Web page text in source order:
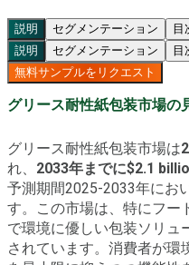
説明 セグメンテーション 目
説明
セグメンテーション 目
無料サンプルをリクエスト
グリース耐性紙包装市場の
グリース耐性紙包装市場は
れ、 2033年までに$2.1
予測期間2025-2033年にお
す。この市場は、特にフー
で環境に優しい包装ソリュ
されています。消費者が環